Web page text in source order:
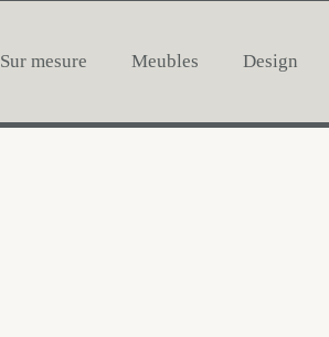
Sur mesure Meubles Design